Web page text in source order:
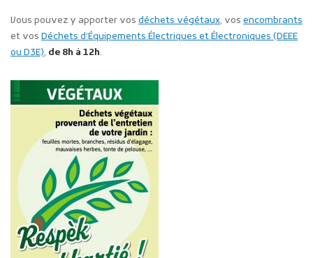
Vous pouvez y apporter vos déchets végétaux, vos encombrants
et vos Déchets d’Équipements Électriques et Électroniques (DEEE
ou D3E), de 8h à 12h.